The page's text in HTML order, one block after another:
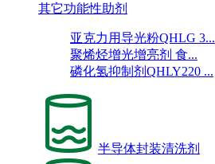
其它功能性助剂
亚克力用导光粉QHLG 3...
聚烯烃增光增亮剂 食...
磷化氢抑制剂QHLY220 ...
半导体封装清洗剂